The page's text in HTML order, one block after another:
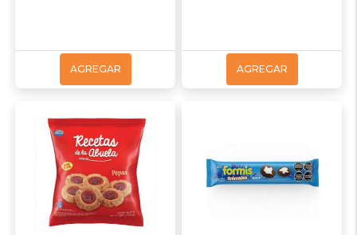
AGREGAR AGREGAR